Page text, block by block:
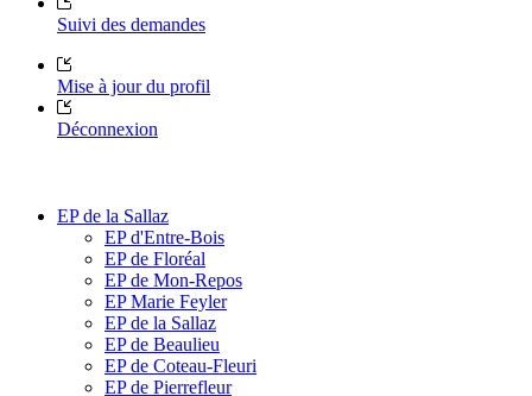
Suivi des demandes
Mise à jour du profil
Déconnexion
EP de la Sallaz
EP d'Entre-Bois
EP de Floréal
EP de Mon-Repos
EP Marie Feyler
EP de la Sallaz
EP de Beaulieu
EP de Coteau-Fleuri
EP de Pierrefleur